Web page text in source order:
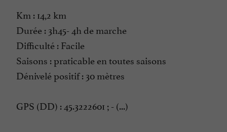
Km : 14,2 km
Durée : 3h45- 4h de marche
Difficulté : Facile
Saisons : praticable en toutes saisons
Dénivelé positif : 30 mètres
GPS (DD) : 45.3222601 ; - (...)